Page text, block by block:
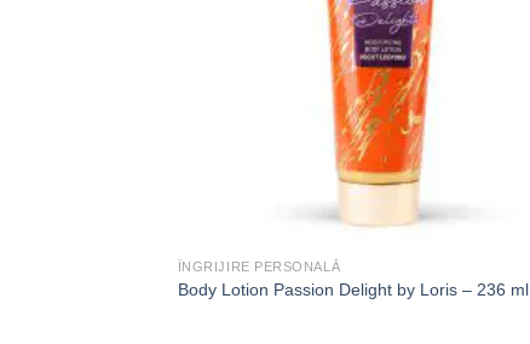
ÎNGRIJIRE PERSONALĂ
Body Lotion Passion Delight by Loris – 236 ml